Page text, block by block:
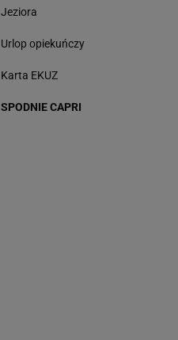
Jeziora
Urlop opiekuńczy
Karta EKUZ
SPODNIE CAPRI